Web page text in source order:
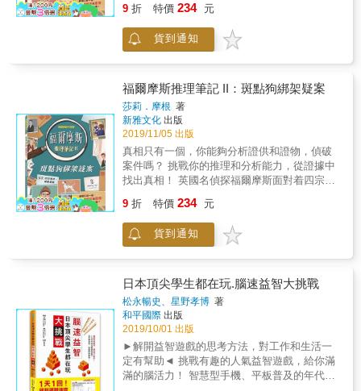
同類型的問題， 所以能夠鍛鍊平常不會用到的
大腦部位， 不僅能培養思考力與推理能力，更
能促進空間感知能力的發展。 你可能會驚訝地
發現，沒想到自己竟然可以有這樣的想法！
撲朔迷離的案件逐一偵破。 這本筆記中包含以
下四宗案件： ●紅寶石失竊奇案 ●伯爵離奇死
亡案 ●古宅鬧鬼疑案 ●魔術師神秘失蹤案 書中
記、照片、報表等等，挑戰孩子的邏輯推理能
力，讓他們動動腦筋，逐一偵破案件。 ●思考
問題 在展示所有線索後，每宗案件都會列出數
條的思考問題，幫助孩子組織線索，啟發他們
逐步推理，破解真相。 ●案件真相 提供案件真
相供孩子參考，讓他們看看自己是否能推理出
真相。 書後還附有福爾摩斯搜證策略，助孩子
破解疑案。 挑戰你的推理和分析能力， 從證
供、照片、剪報等等各式各樣的證據中找出真
爾摩斯是深受孩子喜歡的角色，偵探謎案也是
孩子熱愛的題材。 本系列每冊附有四宗案件，
並提供大量不同類型的線索，考考孩子的邏輯
推理、觀察、思考能力，幫助名偵探福爾摩斯
偵破一宗又一宗撲朔迷離的案件。 本書特色 ●
每宗案件都提供大量不同類型的線索，如書
信、證人口供、報章、廣告海報、筆記、照片
等等，孩子需仔細閱讀並思考，抽絲剝繭，推
理出犯人及作案動機。 ●圖書的表達形式有
趣，內容十分具啟發性及挑戰性，能訓練孩子
的邏輯思維能力。 ●本系列每冊書包含四宗離
9 折 特價 234 元
貨到通知
福爾摩斯推理筆記 II：斑點狗綁架疑案
莎莉．摩根 著
新雅文化 出版
2019/11/05 出版
真相只有一個，你能夠分析證供和證物，偵破
案件嗎？ 挑戰你的推理和分析能力，從證據中
找出真相！ 英國名偵探福爾摩斯面對着四宗棘
撲朔迷離的案件逐一偵破。 這本筆記中包含以
下四宗案件： ●斑點狗綁架案 ●名畫失竊奇案 ●
銀器離奇變色案 ●神秘斷指案 書中每宗案件都
片、報表等等，挑戰孩子的邏輯推理能力，讓
他們動動腦筋，逐一偵破案件。 ●思考問題 在
展示所有線索後，每宗案件都會列出數條的思
考問題，幫助孩子組織線索，啟發他們逐步推
理，破解真相。 ●案件真相 提供案件真相供孩
子參考，讓他們看看自己是否能推理出真相。
書後還附有福爾摩斯搜證策略，助孩子破解疑
案。 挑戰你的推理和分析能力， 從證供、照
9 折 特價 234 元
貨到通知
日本頂尖學生都在玩.腦速益智大挑戰
松永暢史、星野孝博 著
和平國際 出版
2019/10/01 出版
►解開益智遊戲的思考方法，對工作和生活一
定有幫助◄ 挑戰有趣的人氣益智遊戲，給你滿
滿的腦活力！ 智慧型手機、平板普及的年代，